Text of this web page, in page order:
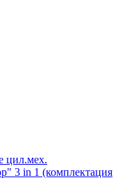
цил.мех.
3 in 1 (комплектация